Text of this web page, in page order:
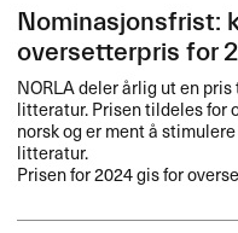
Nominasjonsfrist:
oversetterpris for
NORLAdeler årlig ut en
litteratur. Prisen tildeles for
norsk og er ment å
litteratur.
Prisen for 2024 gis for